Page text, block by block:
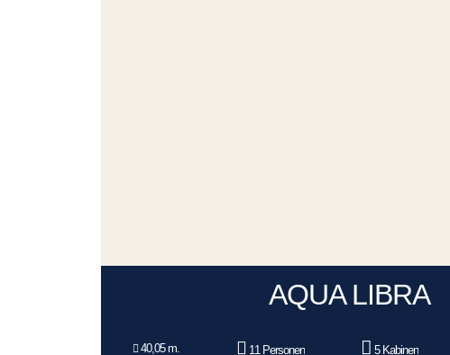
AQUA LIBRA
40,05 m. 11 Personen 5 Kabinen